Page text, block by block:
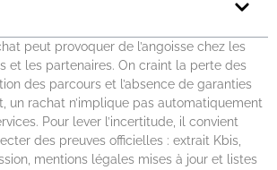
peut provoquer de l’angoisse chez les
et les partenaires. On craint la perte des
des parcours et l’absence de garanties
un rachat n’implique pas automatiquement
Pour lever l’incertitude, il convient
des preuves officielles : extrait Kbis,
mentions légales mises à jour et listes